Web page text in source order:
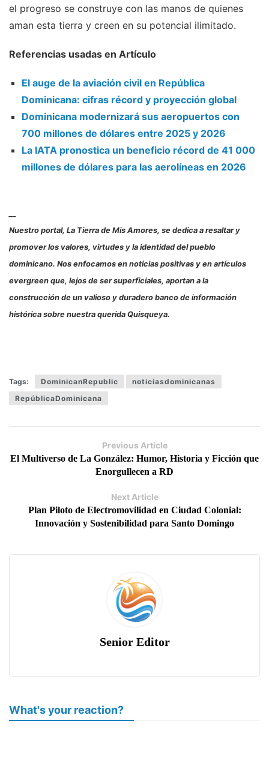
el progreso se construye con las manos de quienes
aman esta tierra y creen en su potencial ilimitado.
Referencias usadas en Artículo
El auge de la aviación civil en República
Dominicana: cifras récord y proyección global
Dominicana modernizará sus aeropuertos con
700 millones de dólares entre 2025 y 2026
La IATA pronostica un beneficio récord de 41 000
millones de dólares para las aerolíneas en 2026
Nuestro portal, La Tierra de Mis Amores, se dedica a resaltar y
promover los valores, virtudes y la identidad del pueblo
dominicano. Nos enfocamos en noticias positivas y en artículos
evergreen que, lejos de ser superficiales, aportan a la
construcción de un valioso y duradero banco de información
histórica sobre nuestra querida Quisqueya.
Tags: DominicanRepublic
noticiasdominicanas
RepúblicaDominicana
Previous Article
El Multiverso de La González: Humor, Historia y Ficción que
Enorgullecen a RD
Next Article
Plan Piloto de Electromovilidad en Ciudad Colonial:
Innovación y Sostenibilidad para Santo Domingo
Senior Editor
What's your reaction?